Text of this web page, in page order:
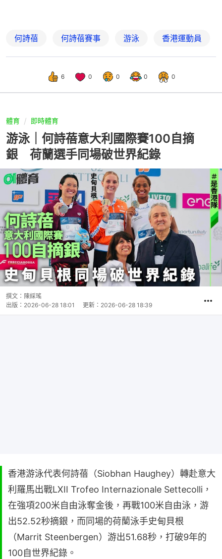
何詩蓓 何詩蓓賽事 游泳 香港運動員
6 0 0 0 0
體育 即時體育
游泳｜何詩蓓意大利國際賽100自摘
銀 荷蘭選手同場破世界紀錄
撰文： 陳綵瑤
出版： 2026-06-28 18:01 更新： 2026-06-28 18:39
香港游泳代表何詩蓓（Siobhan Haughey）轉赴意大
利羅馬出戰LXII Trofeo Internazionale Settecolli，
在強項200米自由泳奪金後，再戰100米自由泳，游
出52.52秒摘銀，而同場的荷蘭泳手史甸貝根
（Marrit Steenbergen）游出51.68秒，打破9年的
100自世界紀錄。